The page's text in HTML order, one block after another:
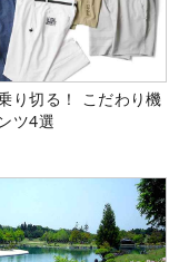
り切る！ こだわり機
ツ4選